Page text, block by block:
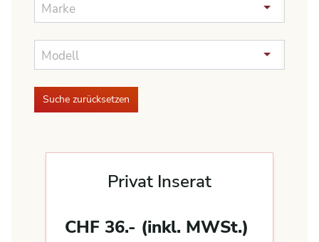
Marke
Modell
Suche zurücksetzen
Privat Inserat
CHF 36.- (inkl. MWSt.)